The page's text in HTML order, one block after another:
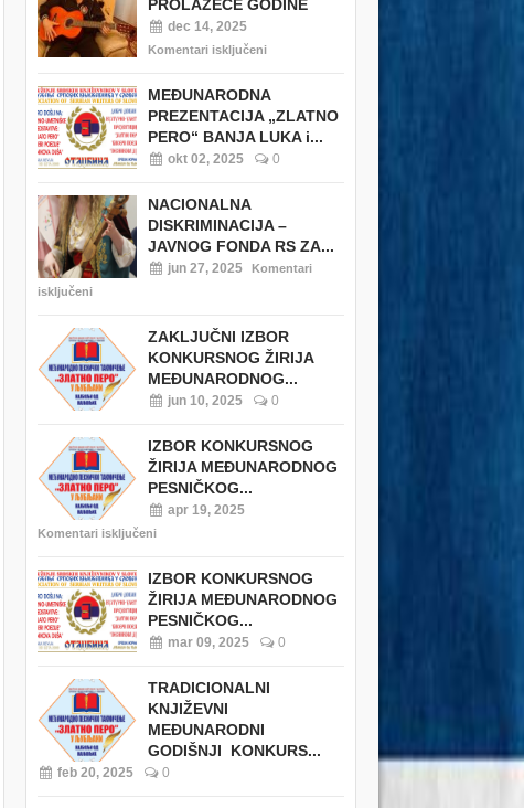
PROLAZEĆE GODINE
dec 14, 2025
Komentari isključeni
MEĐUNARODNA
PREZENTACIJA „ZLATNO
PERO“ BANJA LUKA i...
okt 02, 2025 0
NACIONALNA
DISKRIMINACIJA –
JAVNOG FONDA RS ZA...
jun 27, 2025
Komentari
isključeni
ZAKLJUČNI IZBOR
KONKURSNOG ŽIRIJA
MEĐUNARODNOG...
jun 10, 2025 0
IZBOR KONKURSNOG
ŽIRIJA MEĐUNARODNOG
PESNIČKOG...
apr 19, 2025
Komentari isključeni
IZBOR KONKURSNOG
ŽIRIJA MEĐUNARODNOG
PESNIČKOG...
mar 09, 2025 0
TRADICIONALNI
KNJIŽEVNI
MEĐUNARODNI
GODIŠNJI KONKURS...
feb 20, 2025 0